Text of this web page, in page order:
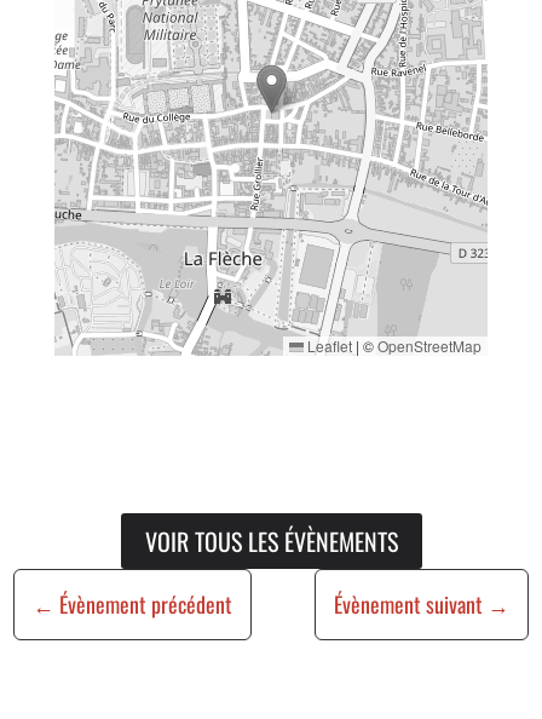
Leaflet | ©OpenStreetMap
VOIR TOUS LES ÉVÈNEMENTS
← Évènement précédent Évènement suivant →